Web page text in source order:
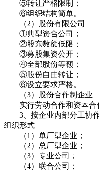
⑤转让严格限制；
⑥组织结构简单。
（2）股份有限公司
①典型资合公司；
②股东数额低限；
③募股集资公开；
④全部股份等额；
⑤股份自由转让；
⑥设立要求严格。
（3）股份合作制企业
实行劳动合作和资本合
3、按企业内部分工协作
组织形式
（1）单厂型企业；
（2）总厂型企业；
（3）专业公司；
（4）联合公司；